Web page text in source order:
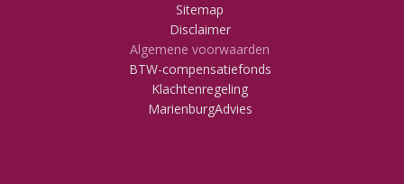
Sitemap
Disclaimer
Algemene voorwaarden
BTW-compensatiefonds
Klachtenregeling
MarienburgAdvies